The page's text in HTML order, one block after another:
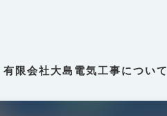
有限会社大島電気工事について